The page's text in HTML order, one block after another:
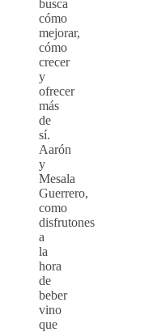
busca
cómo
mejorar,
cómo
crecer
y
ofrecer
más
de
sí.
Aarón
y
Mesala
Guerrero,
como
disfrutones
a
la
hora
de
beber
vino
que